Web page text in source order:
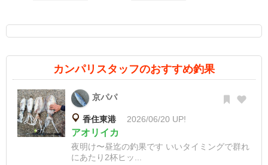
カンパリスタッフのおすすめ釣果
京パパ
香住東港 2026/06/20 UP!
アオリイカ
夜明け〜昼迄の釣果です いいタイミングで群れ
にあたり2杯ヒッ...